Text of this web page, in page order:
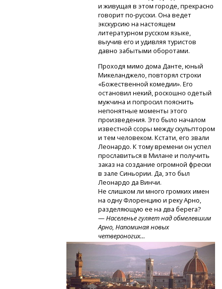
и живущая в этом городе, прекрасно
говоритпо-русски. Она ведет
экскурсию на настоящем
литературном русском языке,
выучив его и удивляя туристов
давно забытыми оборотами.
Проходя мимо дома Данте, юный
Микеланджело, повторял строки
«Божественной комедии». Его
остановил некий, роскошно одетый
мужчина и попросил пояснить
непонятные моменты этого
произведения. Это было началом
известной ссоры между скульптором
и тем человеком. Кстати, его звали
Леонардо. К тому времени он успел
прославиться в Милане и получить
заказ на создание огромной фрески
в зале Синьории. Да, это был
Леонардо да Винчи.
Не слишком ли много громких имен
на одну Флоренцию и реку Арно,
разделяющую ее на два берега?
—Населенье гуляет над обмелевшим
Арно, Напоминая новых
четвероногих…